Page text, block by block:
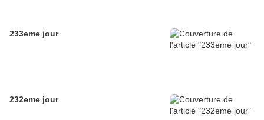
233eme jour
232eme jour